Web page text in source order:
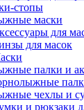
стопы
маски
для
для масок
палки и
чехлы и
и рюкзаки